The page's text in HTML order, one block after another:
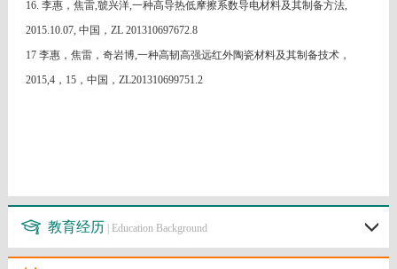
16. 李惠，焦雷,虢兴洋,一种高导热低摩擦系数导电材料及其制备方法,
2015.10.07, 中国，ZL 201310697672.8
17 李惠，焦雷，奇岩博,一种高韧高强远红外陶瓷材料及其制备技术，
2015,4，15，中国，ZL201310699751.2
教育经历 | Education Background